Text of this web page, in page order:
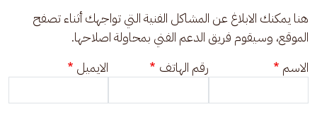
هنا يمكنك الابلاغ عن المشاكل الفنية التي تواجهك أثناء تصفح
الموقع، وسيقوم فريق الدعم الفني بمحاولة اصلاحها.
الاسم
رقم الهاتف الايميل